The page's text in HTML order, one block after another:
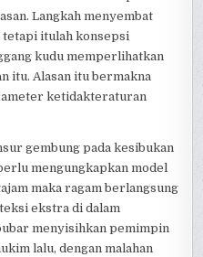
Langkah menyembat
tetapi itulah konsepsi
kudu memperlihatkan
itu. Alasan itu bermakna
ketidakteraturan
gembung pada kesibukan
mengungkapkan model
maka ragam berlangsung
ekstra di dalam
menyisihkan pemimpin
lalu, dengan malahan